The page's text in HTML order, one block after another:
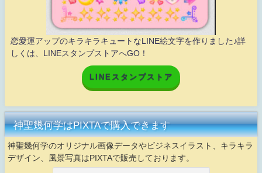
恋愛運アップのキラキラキュートなLINE絵文字を作りました♪詳
しくは、LINEスタンプストアへGO！
LINEスタンプストア
神聖幾何学はPIXTAで購入できます
神聖幾何学のオリジナル画像データやビジネスイラスト、キラキラ
デザイン、風景写真はPIXTAで販売しております。